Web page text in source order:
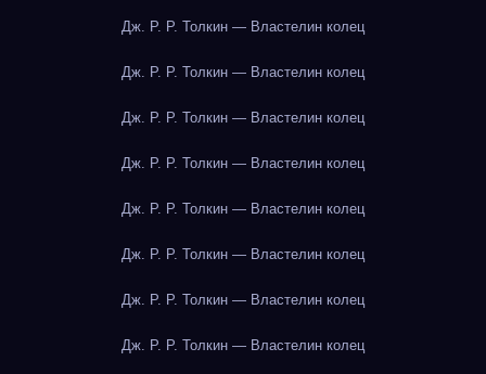
Дж. Р. Р. Толкин — Властелин колец
Дж. Р. Р. Толкин — Властелин колец
Дж. Р. Р. Толкин — Властелин колец
Дж. Р. Р. Толкин — Властелин колец
Дж. Р. Р. Толкин — Властелин колец
Дж. Р. Р. Толкин — Властелин колец
Дж. Р. Р. Толкин — Властелин колец
Дж. Р. Р. Толкин — Властелин колец